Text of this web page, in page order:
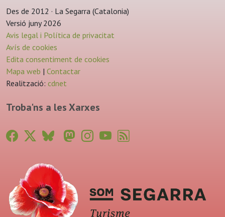
Des de 2012 · La Segarra (Catalonia)
Versió juny 2026
Avis legal i Política de privacitat
Avís de cookies
Edita consentiment de cookies
Mapa web | Contactar
Realització: cdnet
Troba'ns a les Xarxes